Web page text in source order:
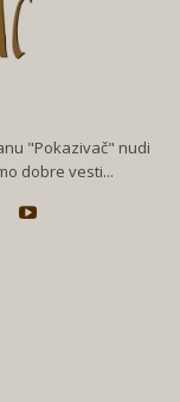
"Pokazivač" nudi
dobre vesti...